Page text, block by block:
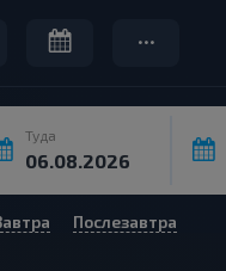
Туда
Послезавтра